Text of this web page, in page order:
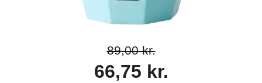
89,00 kr.
66,75 kr.